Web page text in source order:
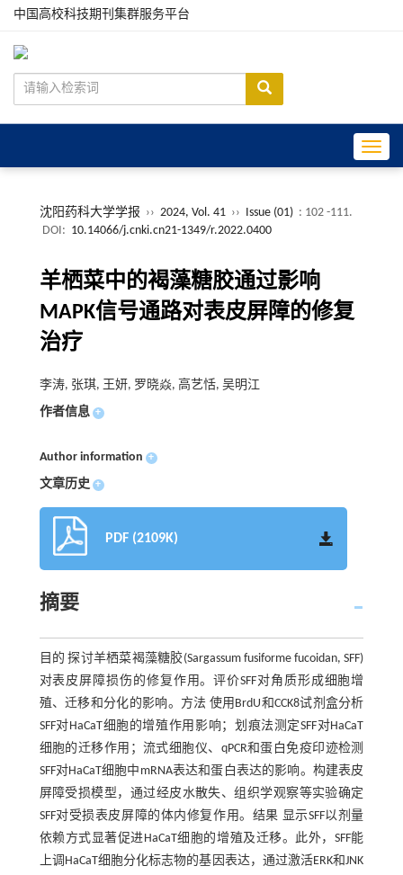
中国高校科技期刊集群服务平台
沈阳药科大学学报 ›› 2024, Vol. 41 ›› Issue (01) : 102 -111.
DOI: 10.14066/j.cnki.cn21-1349/r.2022.0400
羊栖菜中的褐藻糖胶通过影响
MAPK信号通路对表皮屏障的修复
治疗
李涛, 张琪, 王妍, 罗晓焱, 高艺恬, 吴明江
作者信息 +
Author information +
文章历史 +
PDF (2109K)
摘要
目的 探讨羊栖菜褐藻糖胶(Sargassum fusiforme fucoidan, SFF)
对表皮屏障损伤的修复作用。评价SFF对角质形成细胞增
殖、迁移和分化的影响。方法 使用BrdU和CCK8试剂盒分析
SFF对HaCaT细胞的增殖作用影响；划痕法测定SFF对HaCaT
细胞的迁移作用；流式细胞仪、qPCR和蛋白免疫印迹检测
SFF对HaCaT细胞中mRNA表达和蛋白表达的影响。构建表皮
屏障受损模型，通过经皮水散失、组织学观察等实验确定
SFF对受损表皮屏障的体内修复作用。结果 显示SFF以剂量
依赖方式显著促进HaCaT细胞的增殖及迁移。此外，SFF能
上调HaCaT细胞分化标志物的基因表达，通过激活ERK和JNK